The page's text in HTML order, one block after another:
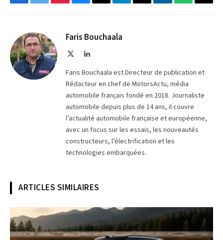
Facebook
TwitterPinterestBlueskyThreadsPartager
Telegram
EmailLinkedInWhatsApp
Faris Bouchaala
LinkedIn
Faris Bouchaala est Directeur de publication et
Rédacteur en chef de MotorsActu, média
automobile français fondé en 2018. Journaliste
automobile depuis plus de 14 ans, il couvre
l’actualité automobile française et européenne,
avec un focus sur les essais, les nouveautés
constructeurs, l’électrification et les
technologies embarquées.
ARTICLES SIMILAIRES